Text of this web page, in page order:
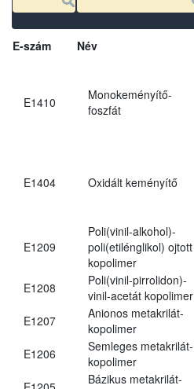
E-szám Név
E1410
Monokeményítő-
foszfát
E1404 Oxidált keményítő
E1209
Poli(vinil-alkohol)-
poli(etilénglikol) ojtott
kopolimer
E1208
Poli(vinil-pirrolidon)-
vinil-acetát kopolimer
E1207
Anionos metakrilát-
kopolimer
E1206
Semleges metakrilát-
kopolimer
Bázikus metakrilát-